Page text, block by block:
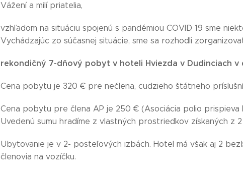
Vážení a milí priatelia,
vzhľadom na situáciu spojenú s pandémiou COVID 19 sme
Vychádzajúc zo súčasnej situácie, sme sa rozhodli
rekondičný 7-dňový pobyt v hoteli Hviezda v Dudinciach v
Cena pobytu je 320 € pre nečlena, cudzieho štátneho
Cena pobytu pre člena AP je 250 € (Asociácia polio prispieva
Uvedenú sumu hradíme z vlastných prostriedkov získaných z
Ubytovanie je v 2- posteľových izbách. Hotel má však aj 2
členovia na vozíčku.